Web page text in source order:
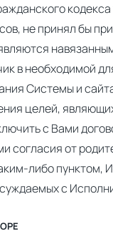
не принял бы
в необходимой
Системы и
целей,
с Вами
от
либо пунктом,
с